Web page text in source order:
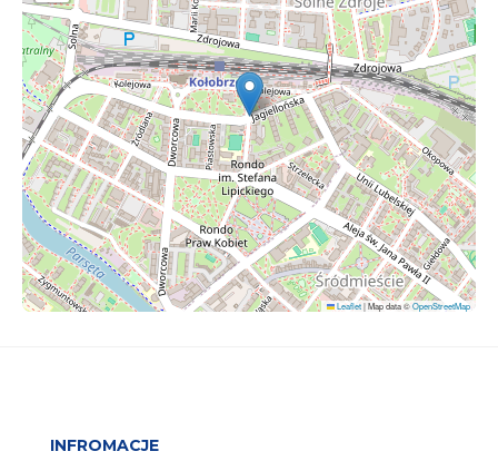
Leaflet|Map data ©OpenStreetMap
INFROMACJE